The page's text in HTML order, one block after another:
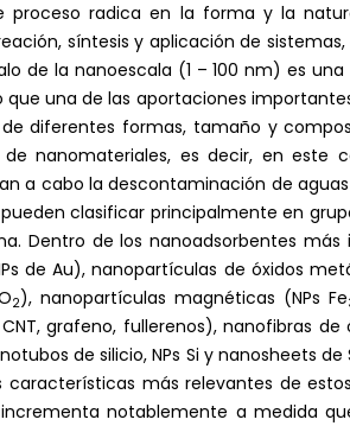
radica en la forma y la
síntesis y aplicación de
de la nanoescala (1 – 100 nm) es
una de las aportaciones
diferentes formas, tamaño y
nanomateriales, es decir, en este
a cabo la descontaminación de
clasificar principalmente en
Dentro de los nanoadsorbentes
de Au), nanopartículas de óxidos
2), nanopartículas magnéticas (NPs Fe
grafeno, fullerenos), nanofibras de
de silicio, NPs Si y nanosheets
más relevantes de
notablemente a medida